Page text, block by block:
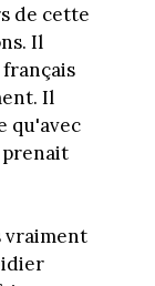
de cette
Il
Il
qu'avec
prenait
vraiment